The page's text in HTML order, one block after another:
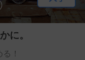
に。
！